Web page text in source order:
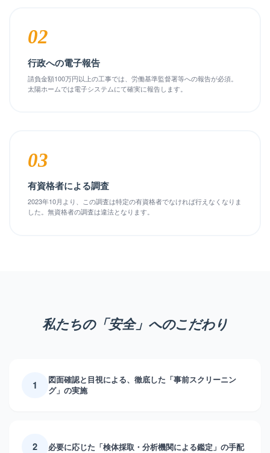
02
行政への電子報告
請負金額100万円以上の工事では、労働基準監督署等への報告が必須。
太陽ホームでは電子システムにて確実に報告します。
03
有資格者による調査
2023年10月より、この調査は特定の有資格者でなければ行えなくなりま
した。無資格者の調査は違法となります。
私たちの「安全」へのこだわり
1
図面確認と目視による、徹底した「事前スクリーニン
グ」の実施
2 必要に応じた「検体採取・分析機関による鑑定」の手配